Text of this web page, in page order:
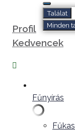
Találat
Minden
Profil
Kedvencek
Fűnyírás